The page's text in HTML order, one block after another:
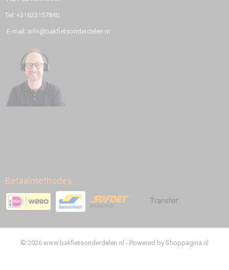
Tel: +31623157840
E-mail: info@bakfietsonderdelen.nl
Betaalmethodes
© 2026 www.bakfietsonderdelen.nl - Powered by Shoppagina.nl